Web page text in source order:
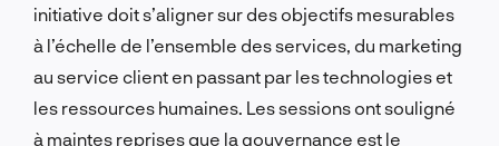
initiative doit s’aligner sur des objectifs mesurables
à l’échelle de l’ensemble des services, du marketing
au service client en passant par les technologies et
les ressources humaines. Les sessions ont souligné
à maintes reprises que la gouvernance est le